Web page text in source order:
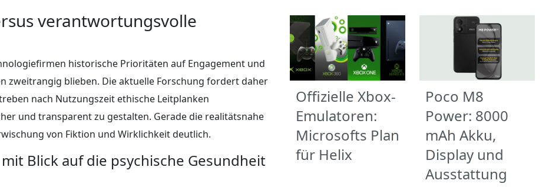
verantwortungsvolle
historische Prioritäten auf Engagement und
zweitrangig blieben. Die aktuelle Forschung fordert daher
nach Nutzungszeit ethische Leitplanken
und transparent zu gestalten. Gerade die realitätsnahe
von Fiktion und Wirklichkeit deutlich.
Blick auf die psychische Gesundheit
Offizielle Xbox-
Emulatoren:
Microsofts Plan
für Helix
Poco M8
Power: 8000
mAh Akku,
Display und
Ausstattung